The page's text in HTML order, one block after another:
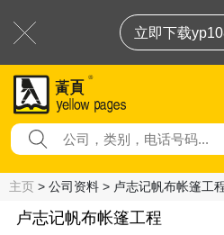
立即下载
主页 > 公司资料 > 卢志记帆布帐篷工
卢志记帆布帐篷工程